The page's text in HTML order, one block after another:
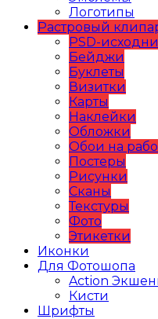
Логотипы
Растровый
PSD-
Бейджи
Буклеты
Визитки
Карты
Наклейки
Обложки
Обои на
Постеры
Рисунки
Сканы
Текстуры
Фото
Этикетки
Иконки
Для Фотошопа
Action
Кисти
Шрифты